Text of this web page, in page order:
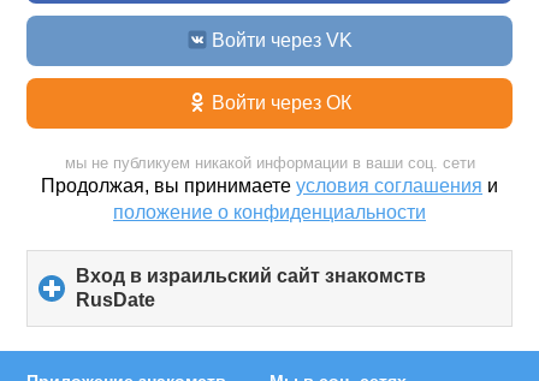
Войти через VK
Войти через ОК
мы не публикуем никакой информации в ваши соц. сети
Продолжая, вы принимаете условия соглашения и
положение о конфиденциальности
Вход в израильский сайт знакомств
RusDate
to
expand